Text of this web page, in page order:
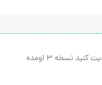
نسخه ۳ اومده